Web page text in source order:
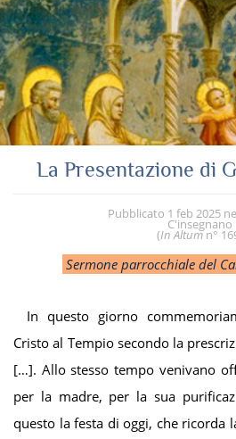
La Presentazione di
Pubblicato 1 feb 2025
C'insegnano
(In Altumn°
Sermone parrocchiale del
In questo giorno
Cristo al Tempio secondo la
[…]. Allo stesso tempo venivano
per la madre, per la sua
questo la festa di oggi, che ricorda